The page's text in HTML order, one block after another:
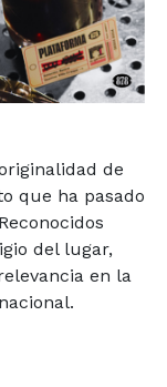
de
que ha pasado
del lugar,
en la